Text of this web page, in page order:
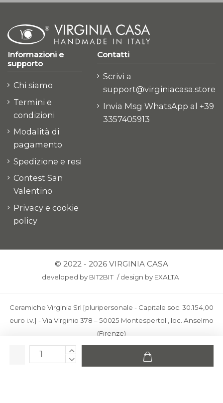
Informazioni e
supporto
Chi siamo
Termini e
condizioni
Modalità di
pagamento
Spedizione e resi
Contest San
Valentino
Privacy e cookie
policy
Contatti
Scrivi a
support@virginiacasa.store
Invia Msg WhatsApp al +39
3357405913
© 2022 - 2026 VIRGINIA CASA
developed by BIT2BIT /design by EXALTA
Ceramiche Virginia Srl [pluripersonale - Capitale soc. 30.154,00
euro i.v.] - Via Virginio 378 – 50025 Montespertoli, loc. Anselmo
(Firenze)
C.F. e P.IVA: IT00436100481 - REA: FI-227733 - PEC:
ceramichevirginia@pec.it